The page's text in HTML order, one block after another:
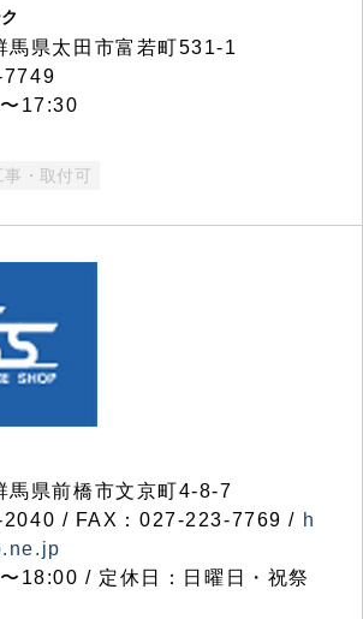
県太田市富若町531-1
17:30
事・取付可
県前橋市文京町4-8-7
/ FAX：027-223-7769 / h
18:00 / 定休日：日曜日・祝祭